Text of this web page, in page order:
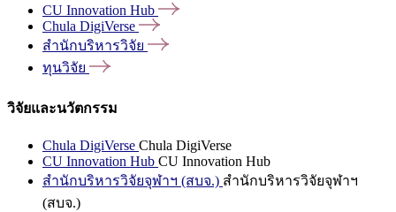
CU Innovation Hub
Chula DigiVerse
สำนักบริหารวิจัย
ทุนวิจัย
วิจัยและนวัตกรรม
Chula DigiVerse Chula DigiVerse
CU Innovation Hub CU Innovation Hub
สำนักบริหารวิจัยจุฬาฯ (สบจ.) สำนักบริหารวิจัยจุฬาฯ
(สบจ.)